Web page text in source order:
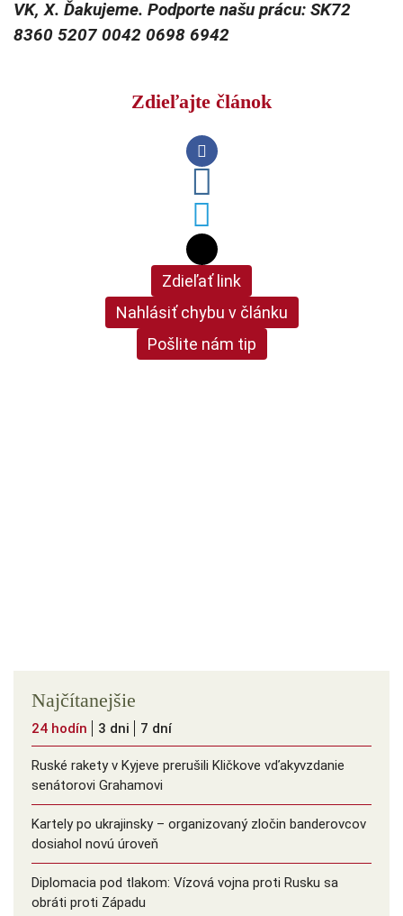
VK, X. Ďakujeme. Podporte našu prácu: SK72
8360 5207 0042 0698 6942
Zdieľajte článok
Zdieľať link
Nahlásiť chybu v článku
Pošlite nám tip
Najčítanejšie
24 hodín 3 dni 7 dní
Ruské rakety v Kyjeve prerušili Kličkove vďakyvzdanie
senátorovi Grahamovi
Kartely po ukrajinsky – organizovaný zločin banderovcov
dosiahol novú úroveň
Diplomacia pod tlakom: Vízová vojna proti Rusku sa
obráti proti Západu